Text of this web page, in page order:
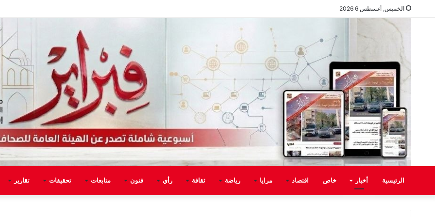
الخميس, أغسطس 6 2026
الرئيسية أخبار خاص اقتصاد مرايا رياضة ثقافة رأي فنون متابعات تحقيقات تقارير